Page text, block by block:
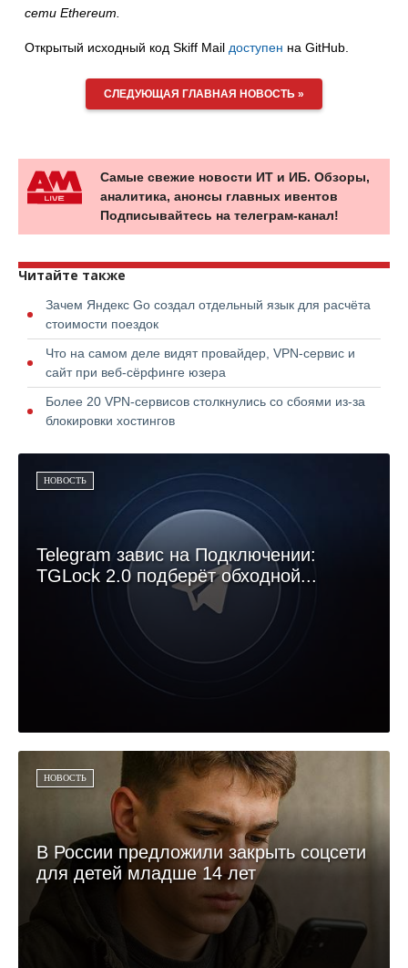
сети Ethereum.
Открытый исходный код Skiff Mail доступен на GitHub.
СЛЕДУЮЩАЯ ГЛАВНАЯ НОВОСТЬ »
Самые свежие новости ИТ и ИБ. Обзоры,
аналитика, анонсы главных ивентов
Подписывайтесь на телеграм-канал!
Читайте также
Зачем Яндекс Go создал отдельный язык для расчёта
стоимости поездок
Что на самом деле видят провайдер, VPN-сервис и
сайт при веб-сёрфинге юзера
Более 20 VPN-сервисов столкнулись со сбоями из-за
блокировки хостингов
НОВОСТЬ
Telegram завис на Подключении:
TGLock 2.0 подберёт обходной...
НОВОСТЬ
В России предложили закрыть соцсети
для детей младше 14 лет